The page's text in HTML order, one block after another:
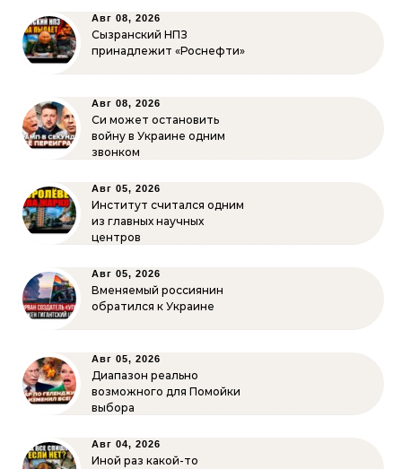
Авг 08, 2026
Сызранский НПЗ
принадлежит «Роснефти»
Авг 08, 2026
Си может остановить
войну в Украине одним
звонком
Авг 05, 2026
Институт считался одним
из главных научных
центров
Авг 05, 2026
Вменяемый россиянин
обратился к Украине
Авг 05, 2026
Диапазон реально
возможного для Помойки
выбора
Авг 04, 2026
Иной раз какой-то